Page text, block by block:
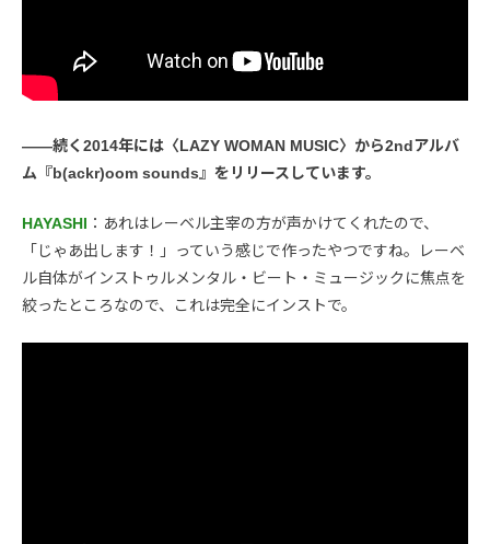
――続く2014年には〈LAZY WOMAN MUSIC〉から2ndアルバ
ム『b(ackr)oom sounds』をリリースしています。
HAYASHI ：あれはレーベル主宰の方が声かけてくれたので、
「じゃあ出します！」っていう感じで作ったやつですね。レーベ
ル自体がインストゥルメンタル・ビート・ミュージックに焦点を
絞ったところなので、これは完全にインストで。